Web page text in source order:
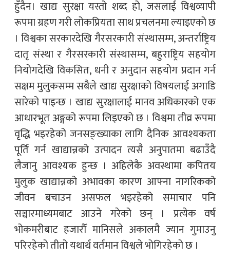
हुँदैन। खाद्य सुरक्षा यस्तो शब्द हो, जसलाई विश्वव्यापी
रूपमा ग्रहण गरी लोकप्रियता साथ प्रचलनमा ल्याइएको छ
। विश्वका सरकारदेखि गैरसरकारी संस्थासम्म, अन्तर्राष्ट्रिय
दातृ संस्था र गैरसरकारी संस्थासम्म, बहुराष्ट्रिय सहयोग
नियोगदेखि विकसित, धनी र अनुदान सहयोग प्रदान गर्न
सक्षम मुलुकसम्म सबैले खाद्य सुरक्षाको विषयलाई अगाडि
सारेको पाइन्छ । खाद्य सुरक्षालाई मानव अधिकारको एक
आधारभूत अङ्गको रूपमा लिइएको छ । विश्वमा तीव्र रूपमा
वृद्धि भइरहेको जनसङ्ख्याका लागि दैनिक आवश्यकता
पूर्ति गर्न खाद्यान्नको उत्पादन त्यसै अनुपातमा बढाउँदै
लैजानु आवश्यक हुन्छ । अहिलेकै अवस्थामा कपितय
मुलुक खाद्यान्नको अभावका कारण आफ्ना नागरिकको
जीवन बचाउन असफल भइरहेको समाचार पनि
सञ्चारमाध्यमबाट आउने गरेको छन् । प्रत्येक वर्ष
भोकमरीबाट हजारौँ मानिसले अकालमै ज्यान गुमाउनु
परिरहेको तीतो यथार्थ वर्तमान विश्वले भोगिरहेको छ ।